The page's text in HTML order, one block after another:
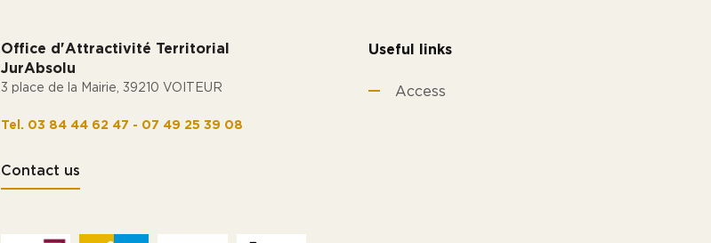
Office d'Attractivité Territorial
JurAbsolu
3 place de la Mairie, 39210 VOITEUR
Tel. 03 84 44 62 47 - 07 49 25 39 08
Contact us
Useful links
Access